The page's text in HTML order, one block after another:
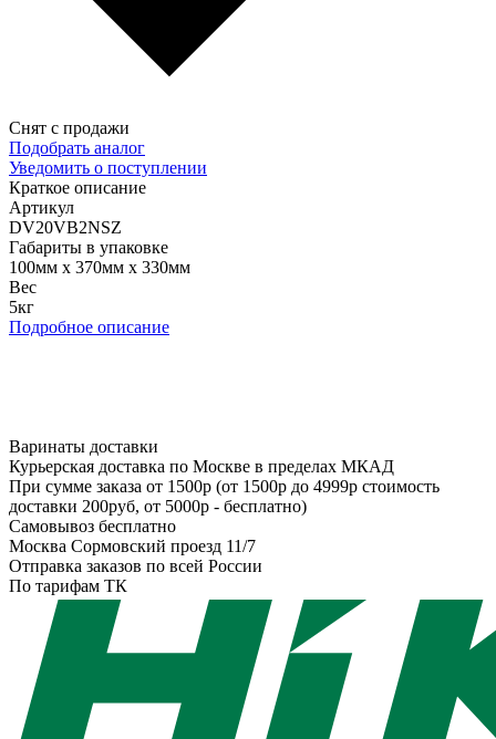
Снят с продажи
Подобрать аналог
Уведомить о поступлении
Краткое описание
Артикул
DV20VB2NSZ
Габариты в упаковке
100мм x 370мм x 330мм
Вес
5кг
Подробное описание
Варинаты доставки
Курьерская доставка по Москве в пределах МКАД
При сумме заказа от 1500р (от 1500р до 4999р стоимость
доставки 200руб, от 5000р - бесплатно)
Самовывоз бесплатно
Москва Сормовский проезд 11/7
Отправка заказов по всей России
По тарифам ТК